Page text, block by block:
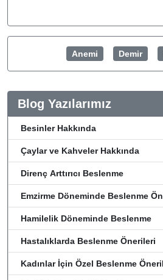
Anemi Demir
Blog Yazılarımız
Besinler Hakkında
Çaylar ve Kahveler Hakkında
Direnç Arttırıcı Beslenme
Emzirme Döneminde Beslenme
Hamilelik Döneminde Beslenme
Hastalıklarda Beslenme Önerileri
Kadınlar İçin Özel Beslenme